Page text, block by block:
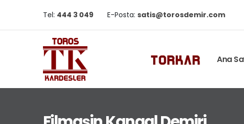
Tel: 444 3 049 E-Posta: satis@torosdemir.com
Ana